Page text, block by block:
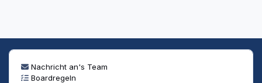
Nachricht an's Team
Boardregeln